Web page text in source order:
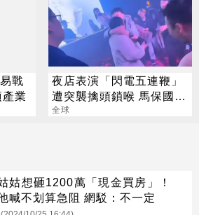
戰
業
夜店表演「閃電五連鞭」
遭突襲擒頭鎖喉 馬保國
氣：不講武德
全球
姑想砸1200萬「現金買房」！
喊不划算急阻 網駁：不一定